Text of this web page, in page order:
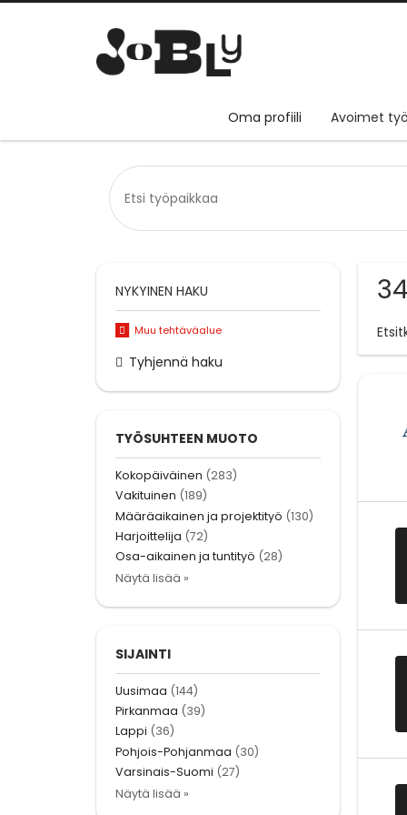
Oma profiili Avoimet
NYKYINEN HAKU
Muu tehtäväalue
Tyhjennä haku
TYÖSUHTEEN MUOTO
Kokopäiväinen (283)
Vakituinen (189)
Määräaikainen ja projektityö (130)
Harjoittelija (72)
Osa-aikainen ja tuntityö (28)
Näytä lisää »
SIJAINTI
Uusimaa (144)
Pirkanmaa (39)
Lappi (36)
Pohjois-Pohjanmaa (30)
Varsinais-Suomi (27)
Näytä lisää »